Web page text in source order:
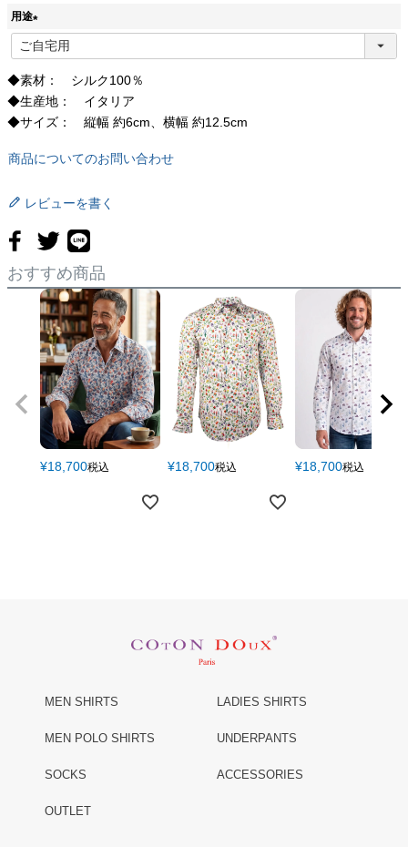
用途
(
必
須
)
◆素材： シルク100％
◆生産地： イタリア
◆サイズ： 縦幅 約6cm、横幅 約12.5cm
商品についてのお問い合わせ
レビューを書く
おすすめ商品
¥18,700税込 ¥18,700税込 ¥18,700税込
MEN SHIRTS LADIES SHIRTS
MEN POLO SHIRTS UNDERPANTS
SOCKS ACCESSORIES
OUTLET